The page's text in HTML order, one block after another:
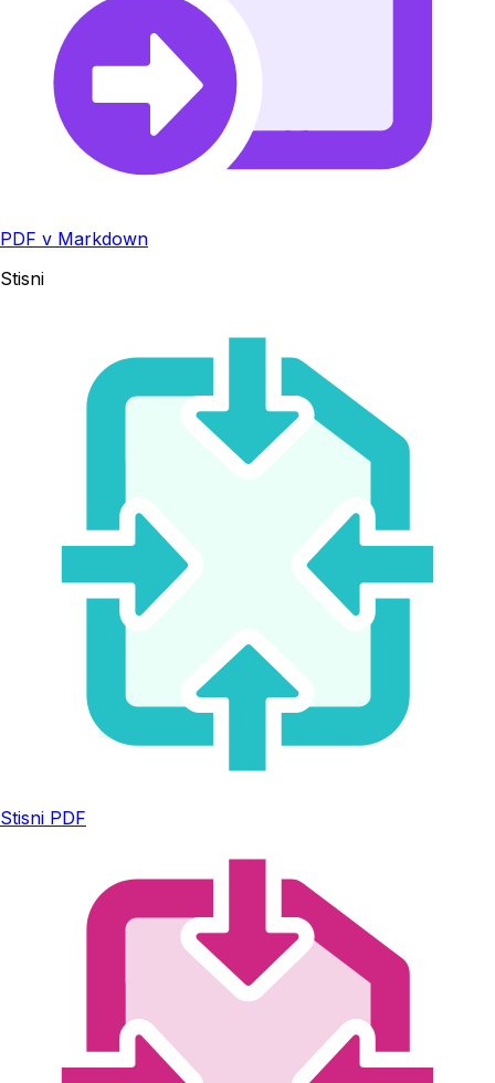
PDF v Markdown
Stisni
Stisni PDF